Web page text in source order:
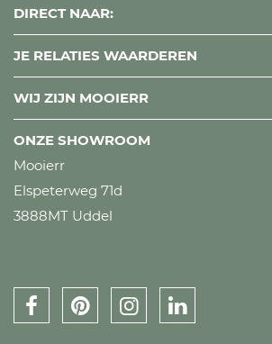
DIRECT NAAR:
JE RELATIES WAARDEREN
WIJ ZIJN MOOIERR
ONZE SHOWROOM
Mooierr
Elspeterweg 71d
3888MT Uddel